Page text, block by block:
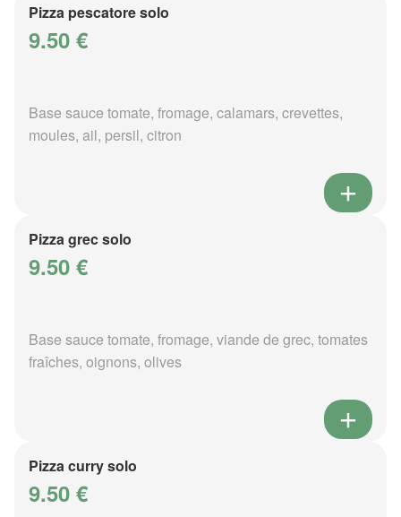
Pizza pescatore solo
9.50 €
Base sauce tomate, fromage, calamars, crevettes,
moules, ail, persil, citron
Pizza grec solo
9.50 €
Base sauce tomate, fromage, viande de grec, tomates
fraîches, oignons, olives
Pizza curry solo
9.50 €